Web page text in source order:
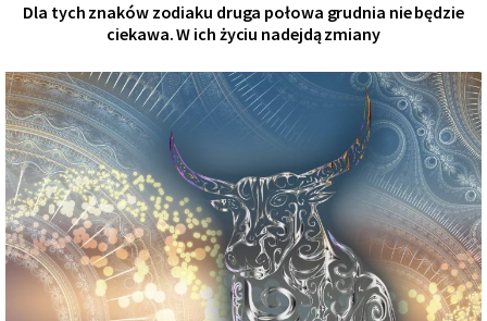
Dla tych znaków zodiaku druga połowa grudnia nie będzie
ciekawa. W ich życiu nadejdą zmiany